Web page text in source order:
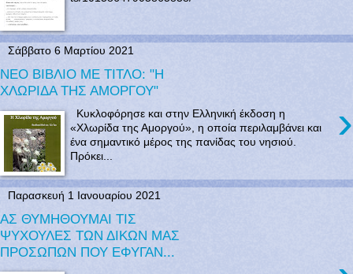
Σάββατο 6 Μαρτίου 2021
ΝΕΟ ΒΙΒΛΙΟ ΜΕ ΤΙΤΛΟ: "Η
ΧΛΩΡΙΔΑ ΤΗΣ ΑΜΟΡΓΟΥ"
›
Κυκλοφόρησε και στην Ελληνική έκδοση η
«Χλωρίδα της Αμοργού», η οποία περιλαμβάνει και
ένα σημαντικό μέρος της πανίδας του νησιού.
Πρόκει...
Παρασκευή 1 Ιανουαρίου 2021
ΑΣ ΘΥΜΗΘΟΥΜΑΙ ΤΙΣ
ΨΥΧΟΥΛΕΣ ΤΩΝ ΔΙΚΩΝ ΜΑΣ
ΠΡΟΣΩΠΩΝ ΠΟΥ ΕΦΥΓΑΝ...